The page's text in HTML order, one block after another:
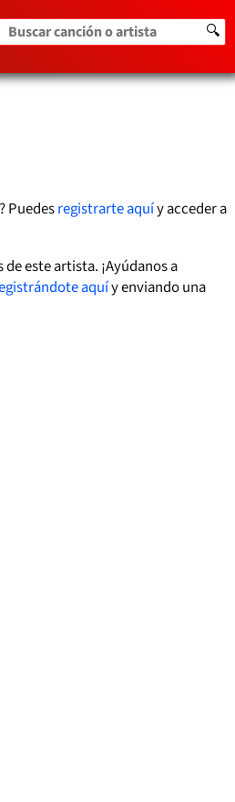
Buscar canción o artista 🔍
? Puedesregistrarte aquíy acceder a
este artista. ¡Ayúdanos a
aquíy enviando una